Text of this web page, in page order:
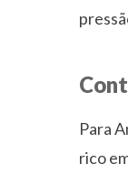
Para
rico